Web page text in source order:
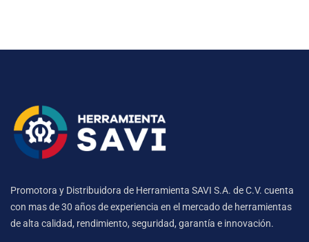
Promotora y Distribuidora de Herramienta SAVI S.A. de C.V. cuenta
con mas de 30 años de experiencia en el mercado de herramientas
de alta calidad, rendimiento, seguridad, garantía e innovación.